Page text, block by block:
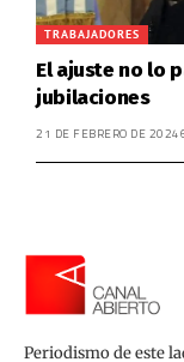
TRABAJADORES
El ajuste no lo
jubilaciones
21 DE FEBRERO DE 2024
Periodismo de este